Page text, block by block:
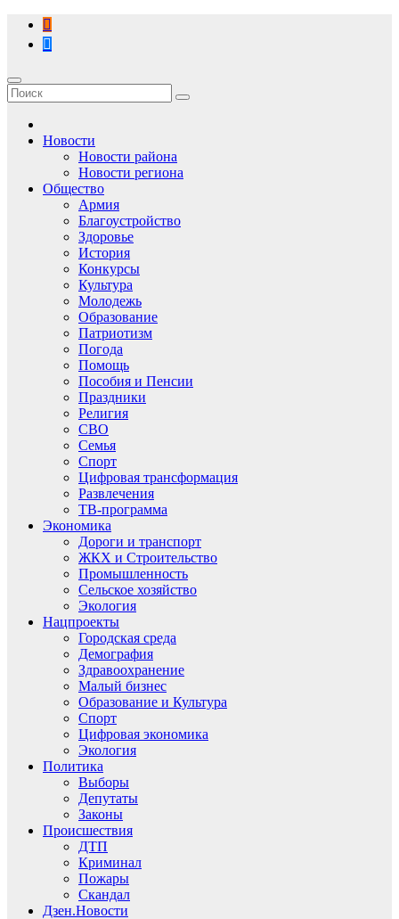
Перейти
содержимому
Новости
Новости района
Новости региона
Общество
Армия
Благоустройство
Здоровье
История
Конкурсы
Культура
Молодежь
Образование
Патриотизм
Погода
Помощь
Пособия и Пенсии
Праздники
Религия
СВО
Семья
Спорт
Цифровая трансформация
Развлечения
ТВ-программа
Экономика
Дороги и транспорт
ЖКХ и Строительство
Промышленность
Сельское хозяйство
Экология
Нацпроекты
Городская среда
Демография
Здравоохранение
Малый бизнес
Образование и Культура
Спорт
Цифровая экономика
Экология
Политика
Выборы
Депутаты
Законы
Происшествия
ДТП
Криминал
Пожары
Скандал
Дзен.Новости